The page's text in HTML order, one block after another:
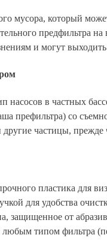
мусора, который
предфильтра
и могут
насосов в частных
префильтра) со
частицы, прежде
пластика для
для удобства
защищенное от
любым типом фильтра